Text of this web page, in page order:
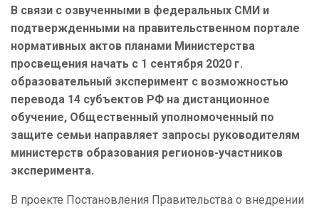
В связи с озвученными в федеральных СМИ и
подтвержденными на правительственном портале
нормативных актов планами Министерства
просвещения начать с 1 сентября 2020 г.
образовательный эксперимент с возможностью
перевода 14 субъектов РФ на дистанционное
обучение, Общественный уполномоченный по
защите семьи направляет запросы руководителям
министерств образования регионов-участников
эксперимента.
В проекте Постановления Правительства о внедрении